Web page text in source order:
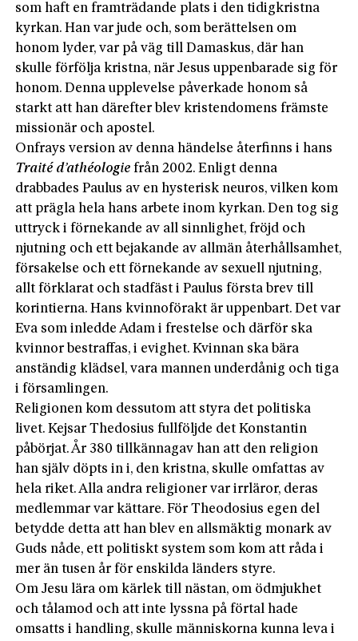
som haft en framträdande plats i den tidigkristna
kyrkan. Han var jude och, som berättelsen om
honom lyder, var på väg till Damaskus, där han
skulle förfölja kristna, när Jesus uppenbarade sig för
honom. Denna upplevelse påverkade honom så
starkt att han därefter blev kristendomens främste
missionär och apostel.
Onfrays version av denna händelse återfinns i hans
Traité d’athéologie från 2002. Enligt denna
drabbades Paulus av en hysterisk neuros, vilken kom
att prägla hela hans arbete inom kyrkan. Den tog sig
uttryck i förnekande av all sinnlighet, fröjd och
njutning och ett bejakande av allmän återhållsamhet,
försakelse och ett förnekande av sexuell njutning,
allt förklarat och stadfäst i Paulus första brev till
korintierna. Hans kvinnoförakt är uppenbart. Det var
Eva som inledde Adam i frestelse och därför ska
kvinnor bestraffas, i evighet. Kvinnan ska bära
anständig klädsel, vara mannen underdånig och tiga
i församlingen.
Religionen kom dessutom att styra det politiska
livet. Kejsar Thedosius fullföljde det Konstantin
påbörjat. År 380 tillkännagav han att den religion
han själv döpts in i, den kristna, skulle omfattas av
hela riket. Alla andra religioner var irrläror, deras
medlemmar var kättare. För Theodosius egen del
betydde detta att han blev en allsmäktig monark av
Guds nåde, ett politiskt system som kom att råda i
mer än tusen år för enskilda länders styre.
Om Jesu lära om kärlek till nästan, om ödmjukhet
och tålamod och att inte lyssna på förtal hade
omsatts i handling, skulle människorna kunna leva i